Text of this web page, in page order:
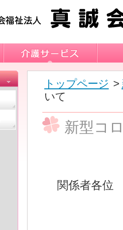
トップページ >
いて
新型コ
関係者各位